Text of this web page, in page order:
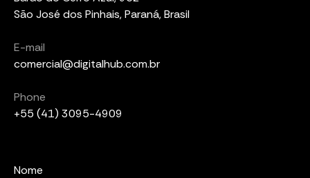
São José dos Pinhais, Paraná, Brasil
E-mail
comercial@digitalhub.com.br
Phone
+55 (41) 3095-4909
Nome